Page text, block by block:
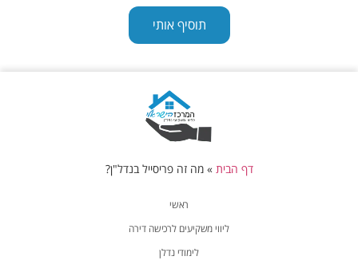
תוסיף אותי
ראשי
ליווי משקיעים לרכישה דירה
לימודי נדלן
דף הבית »מה זה פריסייל בנדל"ן?